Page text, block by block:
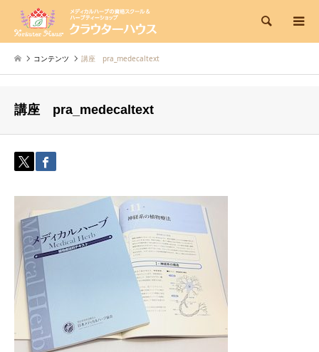
検索
コンテンツ 講座 pra_medecaltext
講座 pra_medecaltext